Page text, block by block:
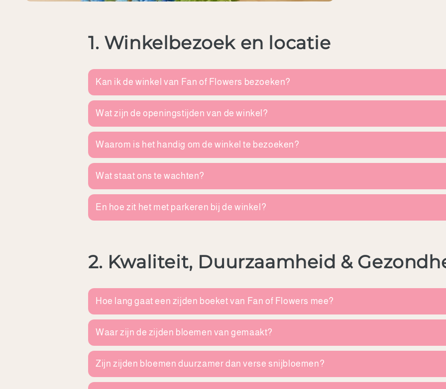
1. Winkelbezoek en locatie
Kan ik de winkel van Fan of Flowers bezoeken?
Wat zijn de openingstijden van de winkel?
Waarom is het handig om de winkel te bezoeken?
Wat staat ons te wachten?
En hoe zit het met parkeren bij de winkel?
2. Kwaliteit, Duurzaamheid &
Hoe lang gaat een zijden boeket van Fan of Flowers mee?
Waar zijn de zijden bloemen van gemaakt?
Zijn zijden bloemen duurzamer dan verse snijbloemen?